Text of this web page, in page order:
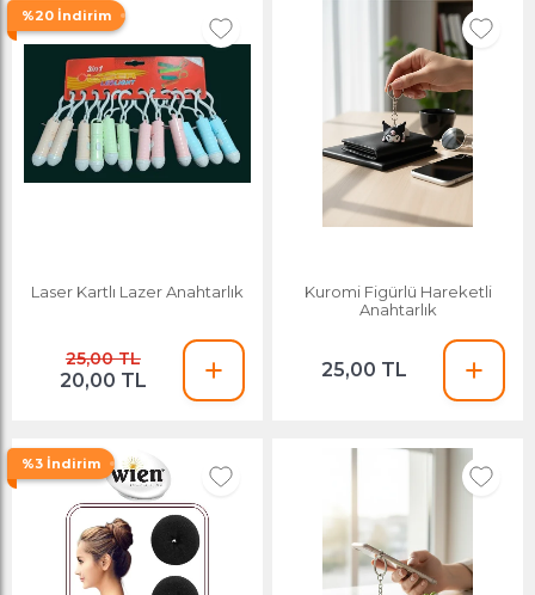
%20 İndirim
Laser Kartlı Lazer Anahtarlık
25,00 TL
20,00 TL
Kuromi Figürlü Hareketli
Anahtarlık
25,00 TL
%3 İndirim